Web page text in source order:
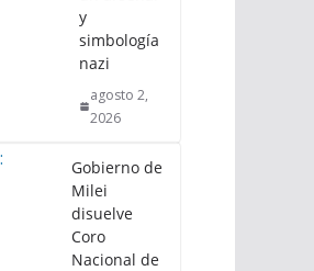
y
simbología
nazi
agosto 2,
2026
Gobierno de
Milei
disuelve
Coro
Nacional de